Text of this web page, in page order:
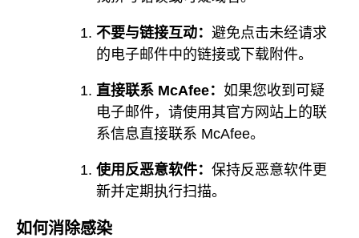
不要与链接互动： 避免点击未经请求
的电子邮件中的链接或下载附件。
直接联系 McAfee： 如果您收到可疑
电子邮件，请使用其官方网站上的联
系信息直接联系 McAfee。
使用反恶意软件： 保持反恶意软件更
新并定期执行扫描。
如何消除感染